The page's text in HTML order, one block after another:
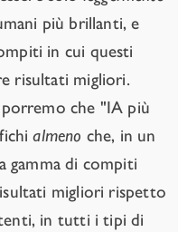
più brillanti, e
in cui questi
risultati migliori.
che "IA più
almeno che, in un
gamma di compiti
migliori rispetto
in tutti i tipi di